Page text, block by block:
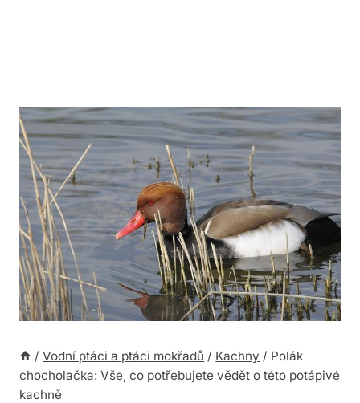
/ Vodní ptáci a ptáci mokřadů / Kachny / Polák
chocholačka: Vše, co potřebujete vědět o této potápivé
kachně